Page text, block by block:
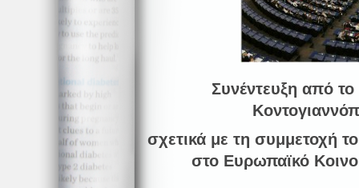
Συνέντευξη από το
σχετικά με τη συμμετοχή
στο Ευρωπαϊκό